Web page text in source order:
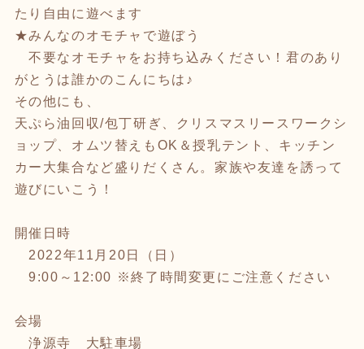
たり自由に遊べます
★みんなのオモチャで遊ぼう
不要なオモチャをお持ち込みください！君のあり
がとうは誰かのこんにちは♪
その他にも、
天ぷら油回収/包丁研ぎ、クリスマスリースワークシ
ョップ、オムツ替えもOK＆授乳テント、キッチン
カー大集合など盛りだくさん。家族や友達を誘って
遊びにいこう！
開催日時
2022年11月20日（日）
9:00～12:00 ※終了時間変更にご注意ください
会場
浄源寺 大駐車場